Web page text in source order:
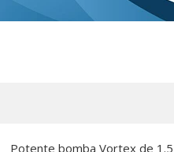
Potente bomba Vortex de